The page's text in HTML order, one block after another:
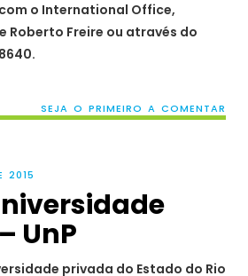
o International Office,
Roberto Freire ou através do
SEJA O PRIMEIRO A COMENTAR
2015
UnP
privada do Estado do Rio